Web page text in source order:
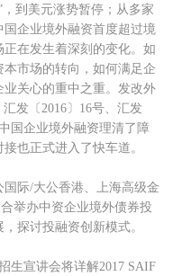
到美元涨势暂停；从多家
企业境外融资首度超过境
正在发生着深刻的变化。如
市场的转向，如何满足企
关心的重中之重。发改外
发〔2016〕16号、汇发
国企业境外融资理清了障
也正式进入了快车道。
际/大公香港、上海高级金
举办中资企业境外债券投
探讨投融资创新模式。
生宣讲会将详解2017 SAIF